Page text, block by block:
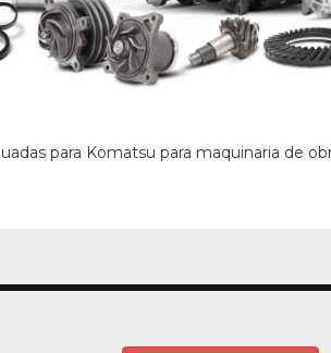
para Komatsu para maquinaria de